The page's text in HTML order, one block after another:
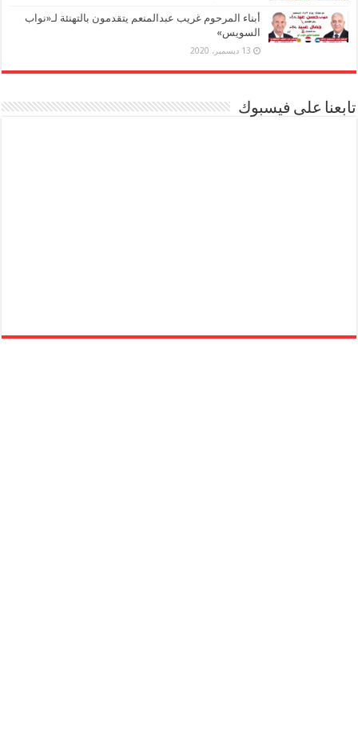
أبناء المرحوم غريب عبدالمنعم يتقدمون بالتهنئة لـ«نواب
السويس»
13 ديسمبر، 2020
تابعنا على فيسبوك